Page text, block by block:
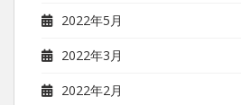
2022年5月
2022年3月
2022年2月